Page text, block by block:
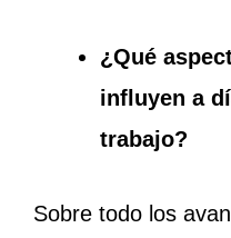
¿Qué
influyen a
trabajo?
Sobre todo los